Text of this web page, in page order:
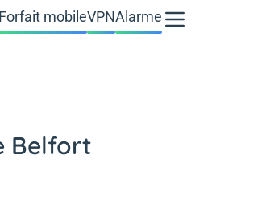
Forfait mobileVPNAlarme
Belfort